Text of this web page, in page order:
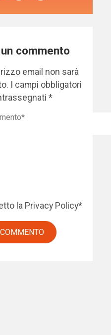
commento
email non sarà
I campi obbligatori
*
la Privacy Policy*